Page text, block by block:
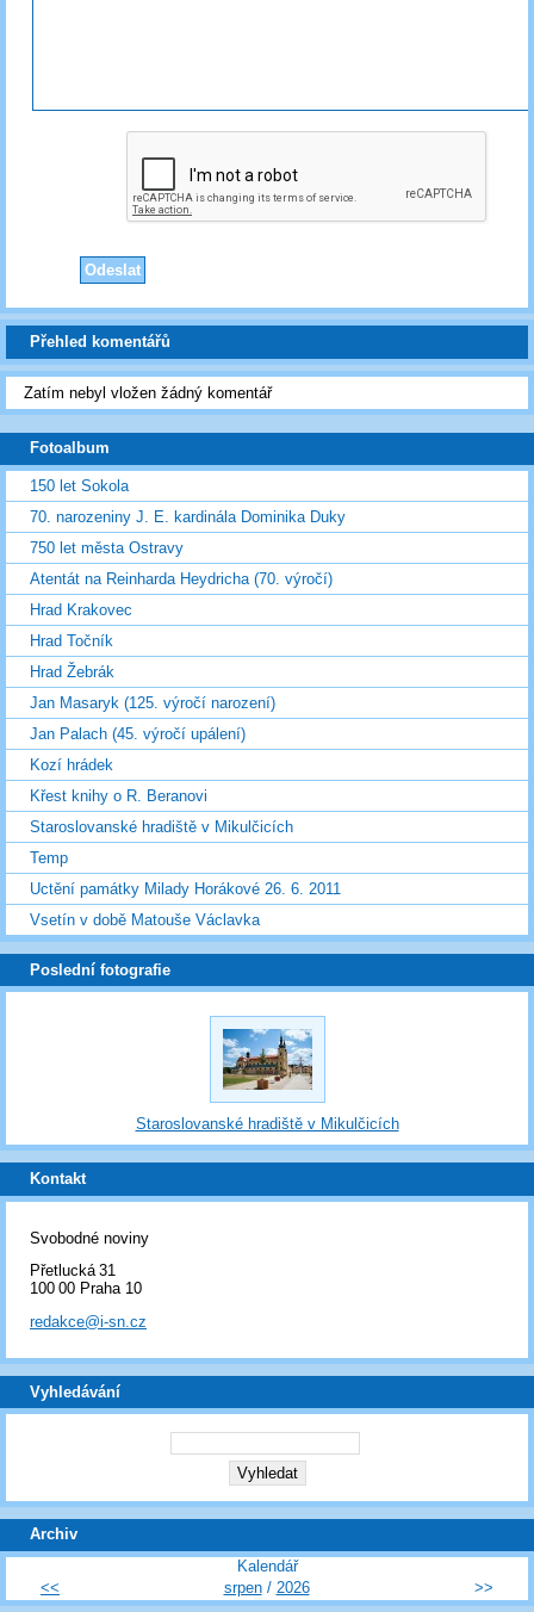
Přehled komentářů
Zatím nebyl vložen žádný komentář
Fotoalbum
150 let Sokola
70. narozeniny J. E. kardinála Dominika Duky
750 let města Ostravy
Atentát na Reinharda Heydricha (70. výročí)
Hrad Krakovec
Hrad Točník
Hrad Žebrák
Jan Masaryk (125. výročí narození)
Jan Palach (45. výročí upálení)
Kozí hrádek
Křest knihy o R. Beranovi
Staroslovanské hradiště v Mikulčicích
Temp
Uctění památky Milady Horákové 26. 6. 2011
Vsetín v době Matouše Václavka
Poslední fotografie
Staroslovanské hradiště v Mikulčicích
Kontakt
Svobodné noviny
Přetlucká 31
100 00 Praha 10
redakce@i-sn.cz
Vyhledávání
Archiv
Kalendář
<<
srpen/ 2026 >>